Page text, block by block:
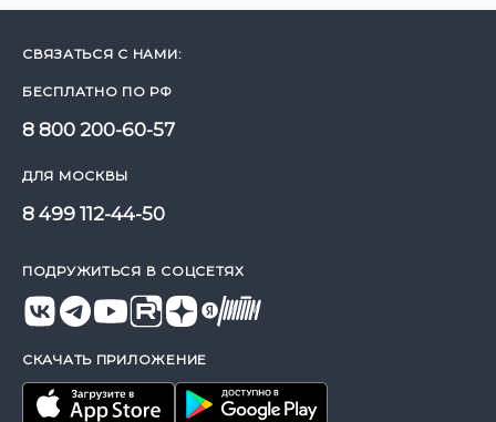
СВЯЗАТЬСЯ С НАМИ:
БЕСПЛАТНО ПО РФ
8 800 200-60-57
ДЛЯ МОСКВЫ
8 499 112-44-50
ПОДРУЖИТЬСЯ В СОЦСЕТЯХ
СКАЧАТЬ ПРИЛОЖЕНИЕ